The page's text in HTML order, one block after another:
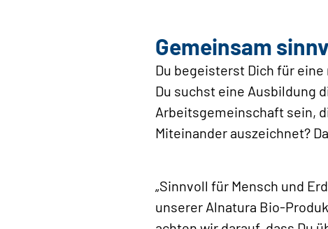
Gemeinsam
Du begeisterst Dich für
Du suchst eine Ausbildung
Arbeitsgemeinschaft sein,
Miteinander auszeichnet?
„Sinnvoll für Mensch und
unserer Alnatura Bio-